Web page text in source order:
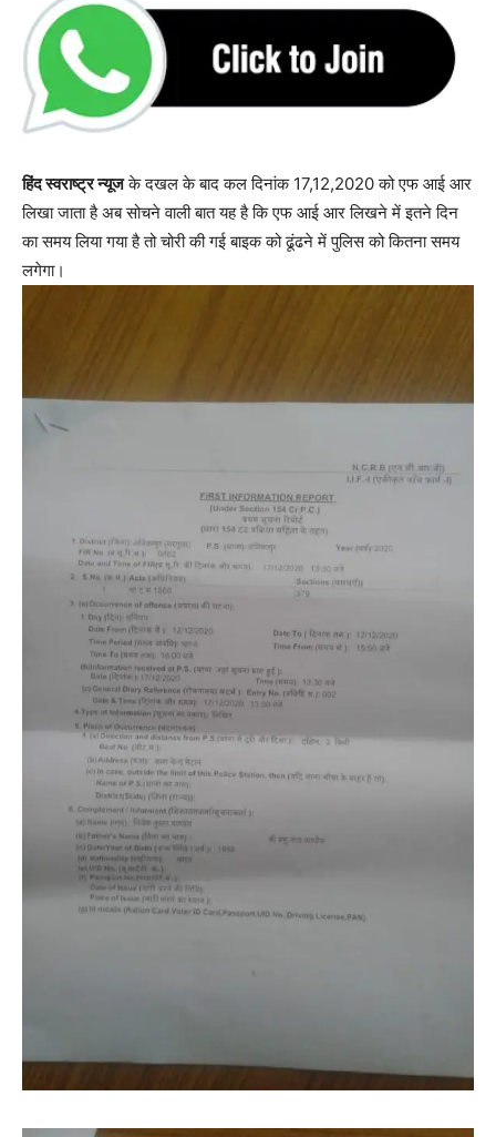
हिंद स्वराष्ट्र न्यूजके दखल के बाद कल दिनांक 17,12,2020 को एफ आई आर
लिखा जाता है अब सोचने वाली बात यह है कि एफ आई आर लिखने में इतने दिन
का समय लिया गया है तो चोरी की गई बाइक को ढूंढने में पुलिस को कितना समय
लगेगा।